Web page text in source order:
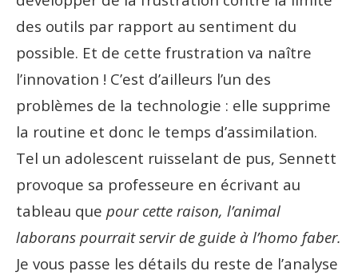
des outils par rapport au sentiment du
possible. Et de cette frustration va naître
l’innovation ! C’est d’ailleurs l’un des
problèmes de la technologie : elle supprime
la routine et donc le temps d’assimilation.
Tel un adolescent ruisselant de pus, Sennett
provoque sa professeure en écrivant au
tableau que pour cette raison, l’animal
laborans pourrait servir de guide à l’homo faber.
Je vous passe les détails du reste de l’analyse